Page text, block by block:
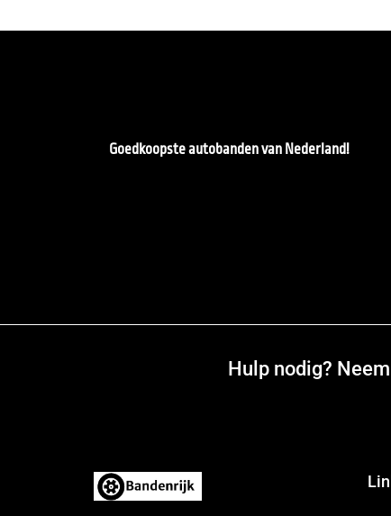
Goedkoopste autobanden van Nederland!
Hulp nodig?